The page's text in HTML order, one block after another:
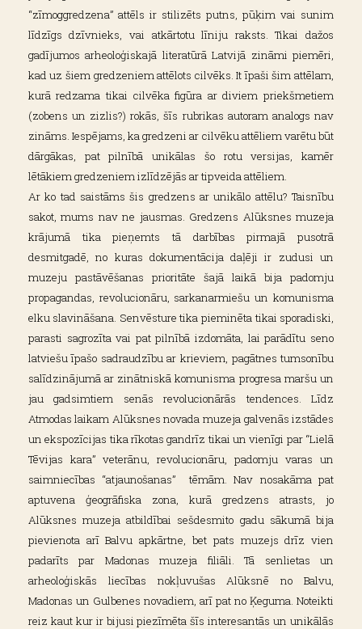
“zīmoggredzena” attēls ir stilizēts putns, pūķim vai sunim
līdzīgs dzīvnieks, vai atkārtotu līniju raksts. Tikai dažos
gadījumos arheoloģiskajā literatūrā Latvijā zināmi piemēri,
kad uz šiem gredzeniem attēlots cilvēks. It īpaši šim attēlam,
kurā redzama tikai cilvēka figūra ar diviem priekšmetiem
(zobens un zizlis?) rokās, šīs rubrikas autoram analogs nav
zināms. Iespējams, ka gredzeni ar cilvēku attēliem varētu būt
dārgākas, pat pilnībā unikālas šo rotu versijas, kamēr
lētākiem gredzeniem izlīdzējās ar tipveida attēliem.
Ar ko tad saistāms šis gredzens ar unikālo attēlu? Taisnību
sakot, mums nav ne jausmas. Gredzens Alūksnes muzeja
krājumā tika pieņemts tā darbības pirmajā pusotrā
desmitgadē, no kuras dokumentācija daļēji ir zudusi un
muzeju pastāvēšanas prioritāte šajā laikā bija padomju
propagandas, revolucionāru, sarkanarmiešu un komunisma
elku slavināšana. Senvēsture tika pieminēta tikai sporadiski,
parasti sagrozīta vai pat pilnībā izdomāta, lai parādītu seno
latviešu īpašo sadraudzību ar krieviem, pagātnes tumsonību
salīdzinājumā ar zinātniskā komunisma progresa maršu un
jau gadsimtiem senās revolucionārās tendences. Līdz
Atmodas laikam Alūksnes novada muzeja galvenās izstādes
un ekspozīcijas tika rīkotas gandrīz tikai un vienīgi par “Lielā
Tēvijas kara” veterānu, revolucionāru, padomju varas un
saimniecības “atjaunošanas” tēmām. Nav nosakāma pat
aptuvena ģeogrāfiska zona, kurā gredzens atrasts, jo
Alūksnes muzeja atbildībai sešdesmito gadu sākumā bija
pievienota arī Balvu apkārtne, bet pats muzejs drīz vien
padarīts par Madonas muzeja filiāli. Tā senlietas un
arheoloģiskās liecības nokļuvušas Alūksnē no Balvu,
Madonas un Gulbenes novadiem, arī pat no Ķeguma. Noteikti
reiz kaut kur ir bijusi piezīmēta šīs interesantās un unikālās